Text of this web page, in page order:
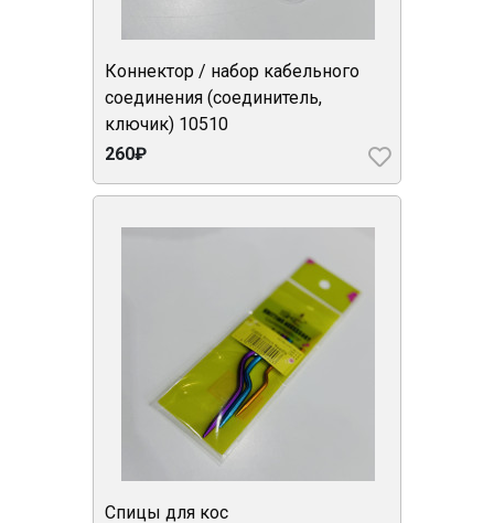
Коннектор / набор кабельного
соединения (соединитель,
ключик) 10510
260₽
Спицы для кос